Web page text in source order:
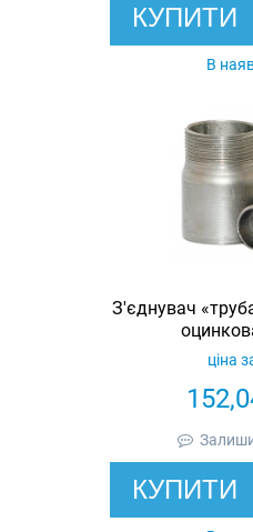
КУПИТИ
В
З'єднувач
ціна
КУПИТИ